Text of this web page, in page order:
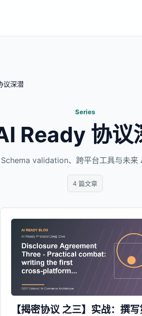
议深潜
Series
Ready 协议
validation、跨平台工具与未来
4 篇文章
【揭密协议 之三】实战：撰